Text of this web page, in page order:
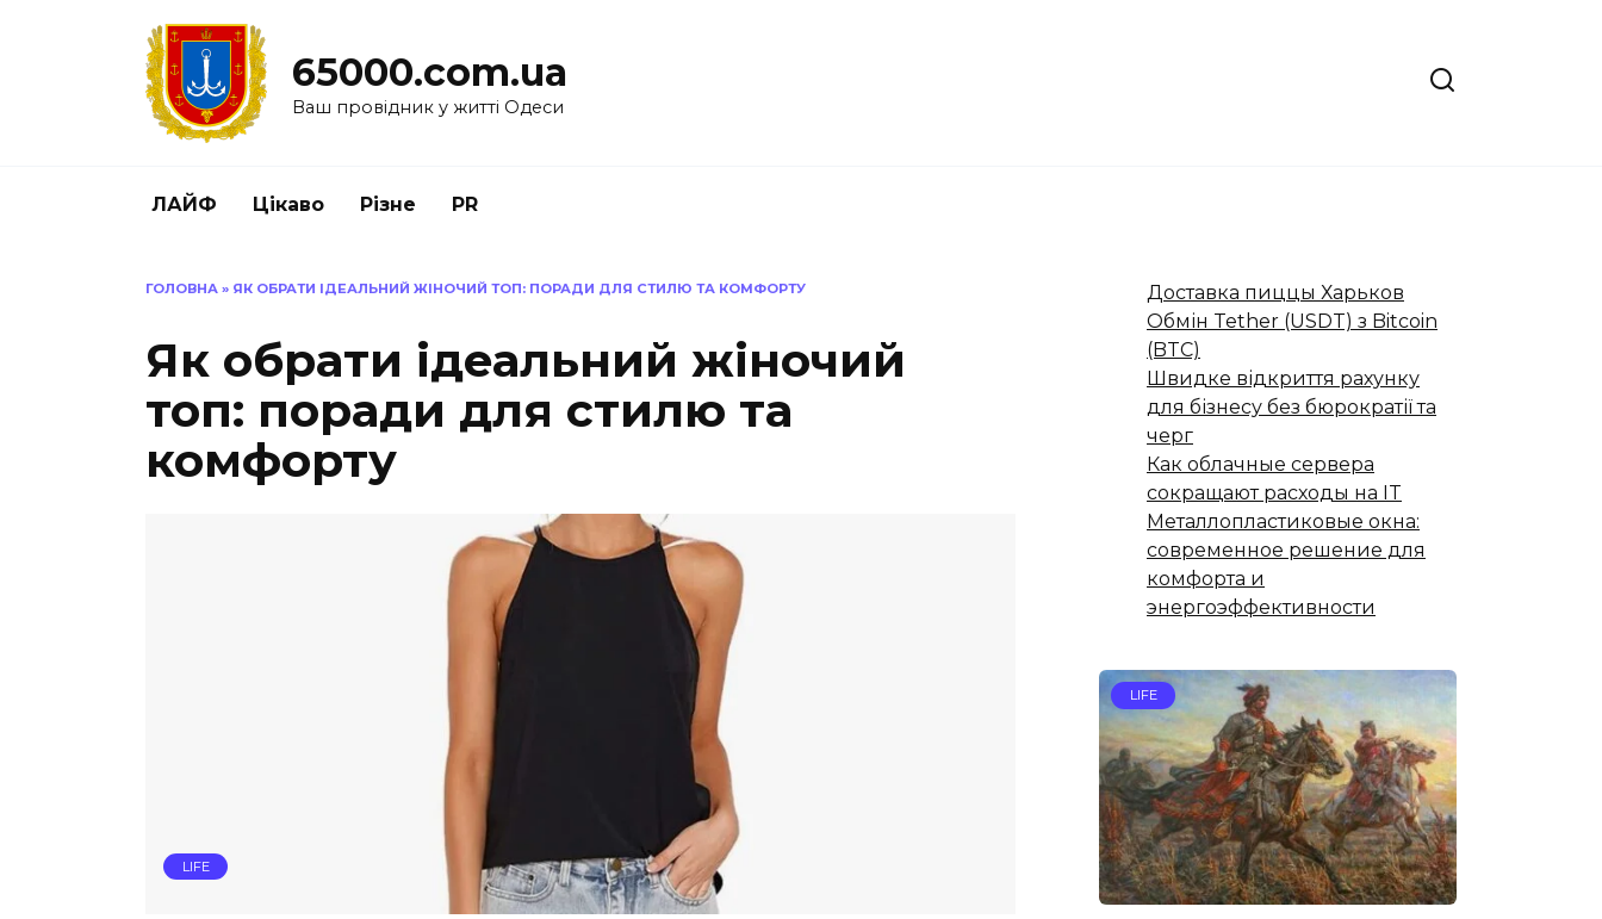
65000.com.ua
Ваш провідник у житті Одеси
ЛАЙФ Цікаво Різне PR
ГОЛОВНА » ЯК ОБРАТИ ІДЕАЛЬНИЙ ЖІНОЧИЙ ТОП: ПОРАДИ ДЛЯ СТИЛЮ ТА КОМФОРТУ
Як обрати ідеальний жіночий
топ: поради для стилю та
комфорту
LIFE
Доставка пиццы Харьков
Обмін Tether (USDT) з Bitcoin
(BTC)
Швидке відкриття рахунку
для бізнесу без бюрократії та
черг
Как облачные сервера
сокращают расходы на IT
Металлопластиковые окна:
современное решение для
комфорта и
энергоэффективности
LIFE